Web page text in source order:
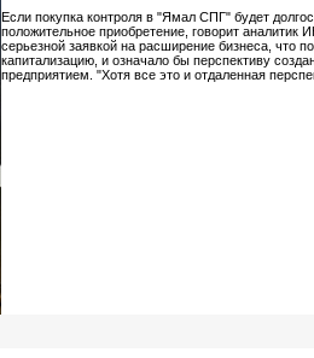
Если покупка контроля в "Ямал СПГ" будет
положительное приобретение, говорит
серьезной заявкой на расширение бизнеса, что
капитализацию, и означало бы перспективу
предприятием. "Хотя все это и отдаленная